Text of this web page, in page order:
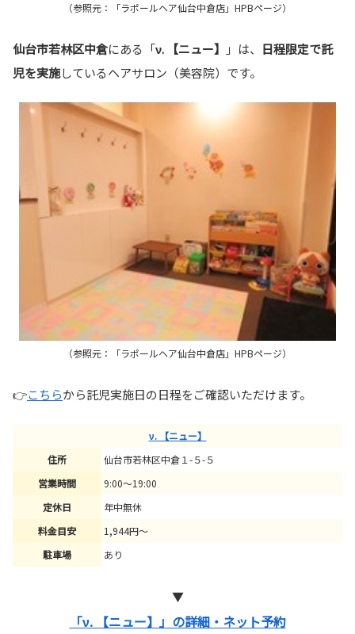
（参照元：「ラポールヘア仙台中倉店」HPBページ）
仙台市若林区中倉にある「ν. 【ニュー】 」は、 日程限定で託
児を実施しているヘアサロン（美容院）です。
（参照元：「ラポールヘア仙台中倉店」HPBページ）
👉こちらから託児実施日の日程をご確認いただけます。
ν. 【ニュー】
住所
仙台市若林区中倉１-５-５
営業時間
9:00～19:00
定休日
年中無休
料金目安
1,944円～
駐車場
あり
▼
「ν. 【ニュー】」の詳細・ネット予約